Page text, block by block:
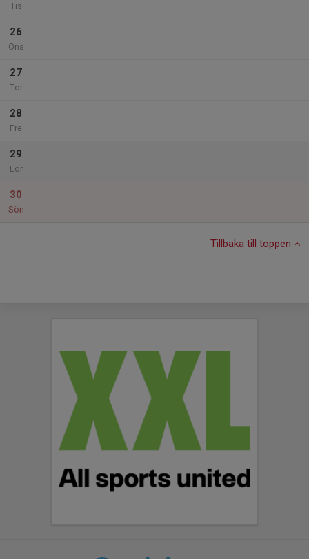
Tis
26
Ons
27
Tor
28
Fre
29
Lör
30
Sön
Tillbaka till toppen